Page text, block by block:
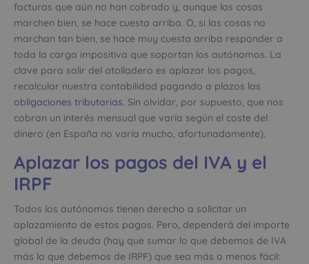
facturas que aún no han cobrado y, aunque las cosas
marchen bien, se hace cuesta arriba. O, si las cosas no
marchan tan bien, se hace muy cuesta arriba responder a
toda la carga impositiva que soportan los autónomos. La
clave para salir del atolladero es aplazar los pagos,
recalcular nuestra contabilidad pagando a plazos las
obligaciones tributarias. Sin olvidar, por supuesto, que nos
cobran un interés mensual que varía según el coste del
dinero (en España no varía mucho, afortunadamente).
Aplazar los pagos del IVA y el
IRPF
Todos los autónomos tienen derecho a solicitar un
aplazamiento de estos pagos. Pero, dependerá del importe
global de la deuda (hay que sumar lo que debemos de IVA
más lo que debemos de IRPF) que sea más o menos fácil: